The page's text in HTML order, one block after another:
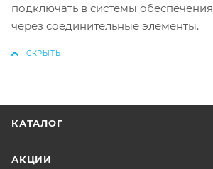
подключать в системы
через соединительные элементы.
КАТАЛОГ
АКЦИИ